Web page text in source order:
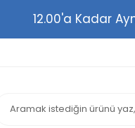
12.00'a Kadar